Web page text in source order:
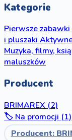
Kategorie
Pierwsze zabawki
i pluszaki
Muzyka, filmy,
maluszków
Producent
BRIMAREX (2)
🏷️ Na promocji (1)
Producent: